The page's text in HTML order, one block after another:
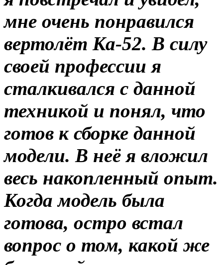
мне очень понравился
вертолёт Ка-52. В силу
своей профессии я
сталкивался с данной
техникой и понял, что
готов к сборке данной
модели. В неё я вложил
весь накопленный опыт.
Когда модель была
готова, остро встал
вопрос о том, какой же